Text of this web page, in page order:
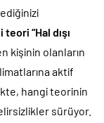
teori “Hal dışı
kişinin olanların
aktif
hangi teorinin
sürüyor.